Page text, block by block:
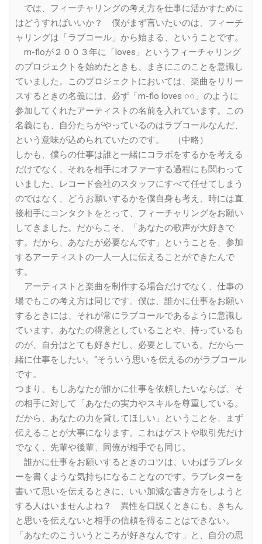
では、フィーチャリングの考え方を仕事に活かすために
はどうすればいいか？ 僕がまず言いたいのは、フィーチ
ャリングは「ラブコール」から始まる、ということです。
m-floが２００３年に「loves」というフィーチャリング
のプロジェクトを始めたときも、まさにこのことを意識し
ていました。このプロジェクトにおいては、楽曲をリリー
スするときの名義には、必ず「m-flo loves ○○」のように
参加してくれたアーティストの名前を入れています。この
名義にも、自分たちがやっているのはラブコールなんだ、
という意味が込められていたのです。 （中略）
しかも、僕らの仕事は誰と一緒にコラボをするかを考える
だけでなく、それを相手にオファーする過程にも関わって
いました。レコード会社のスタッフにすべて任せてしまう
のではなく、どうお願いするかを僕自身も考え、時には直
接相手にコンタクトをとって、フィーチャリングをお願い
してきました。だからこそ、「あなたの歌声が大好きで
す。だから、あなたが必要なんです」ということを、参加
するアーティストの一人一人に伝えることができたんで
す。
アーティストと楽曲を制作する場合だけでなく、仕事の
場でもこの考え方は同じです。僕は、誰かに仕事をお願い
するときには、それが常にラブコールであるように意識し
ています。あなたの得意としていることや、持っているも
のが、自分はとても好きだし、必要としている。だから一
緒に仕事をしたい。“そういう思いを伝えるのがラブコール
です。
つまり、もしあなたが誰かに仕事を依頼したいならば、そ
の相手に対して「あなたの実力やスキルを尊重している。
だから、あなたの力を貸してほしい」ということを、まず
伝えることが大事になります。これはゲストや取引先だけ
でなく、先輩や後輩、同僚が相手でも同じ。
誰かに仕事をお願いするときのコツは、いわばラブレタ
ーを書くような気持ちになることなのです。ラブレターを
書いて思いを伝えるときに、いい加減な書き方をしようと
する人はいませんよね？ 異性を口説くときにも、きちん
と思いを伝えないと相手の信頼を得ることはできない。
「あなたのこういうところが好きなんです」と、自分の思